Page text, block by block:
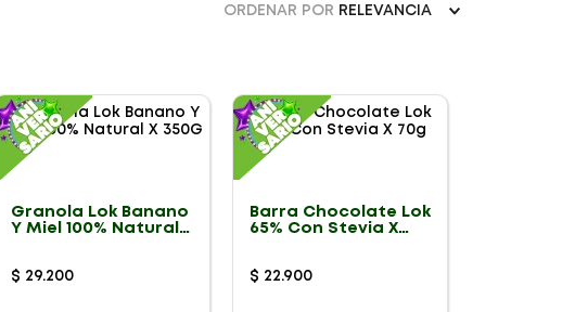
ORDENAR POR RELEVANCIA
Granola Lok Banano
Y Miel 100% Natural
$ 29.200
Barra Chocolate Lok
65% Con Stevia X
$ 22.900